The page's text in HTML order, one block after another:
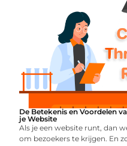
De Betekenis en Voordelen
je Website
Als je een website runt, dan
om bezoekers te krijgen. En